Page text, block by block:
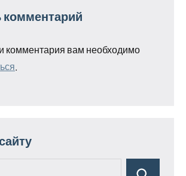
комментарий
комментария вам необходимо